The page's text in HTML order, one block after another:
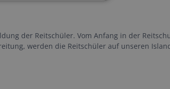
der Reitschüler. Vom Anfang in der
werden die Reitschüler auf unseren